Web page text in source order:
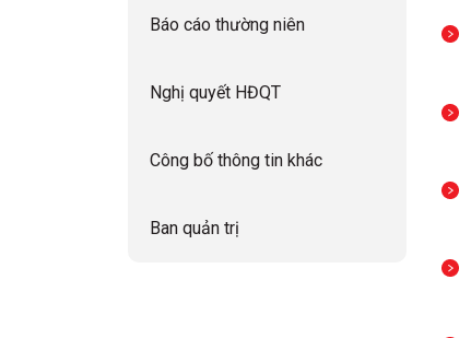
Báo cáo thường niên
Nghị quyết HĐQT
Công bố thông tin khác
Ban quản trị